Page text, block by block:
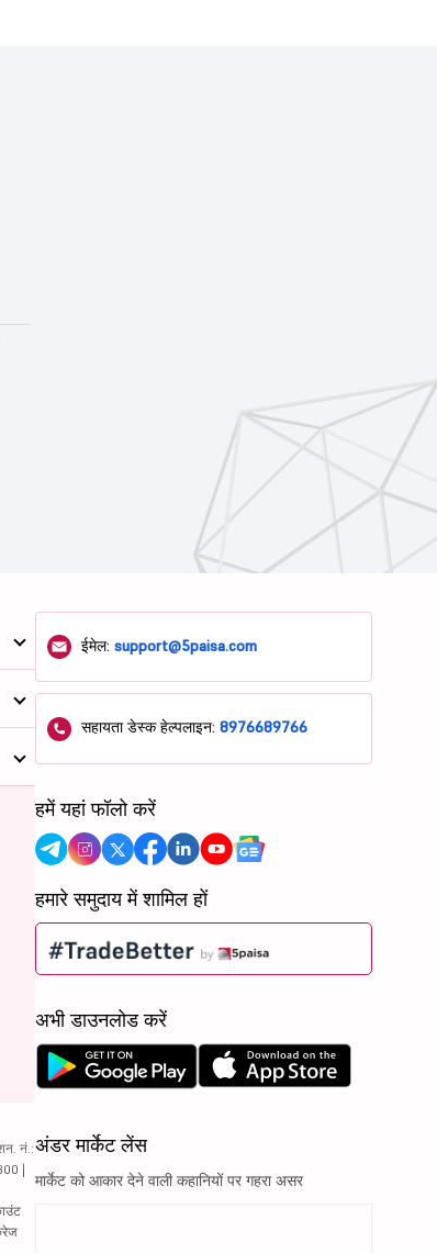
नं.:
|
ईमेल:support@5paisa.com
सहायता डेस्क हेल्पलाइन:8976689766
हमें यहां फॉलो करें
हमारे समुदाय में शामिल हों
अभी डाउनलोड करें
अंडर मार्केट लेंस
मार्केट को आकार देने वाली कहानियों पर गहरा असर